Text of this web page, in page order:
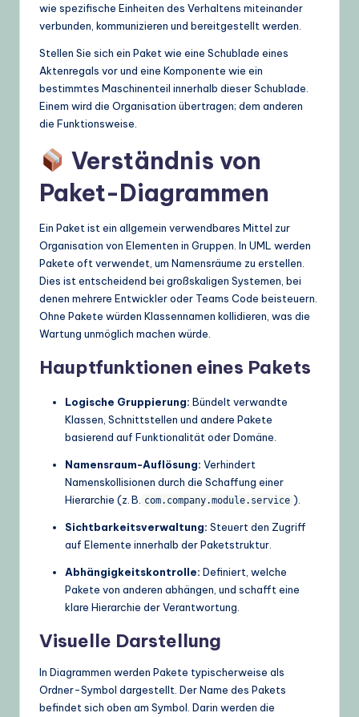
wie spezifische Einheiten des Verhaltens miteinander
verbunden, kommunizieren und bereitgestellt werden.
Stellen Sie sich ein Paket wie eine Schublade eines
Aktenregals vor und eine Komponente wie ein
bestimmtes Maschinenteil innerhalb dieser Schublade.
Einem wird die Organisation übertragen; dem anderen
die Funktionsweise.
Verständnis von
Paket-Diagrammen
Ein Paket ist ein allgemein verwendbares Mittel zur
Organisation von Elementen in Gruppen. In UML werden
Pakete oft verwendet, um Namensräume zu erstellen.
Dies ist entscheidend bei großskaligen Systemen, bei
denen mehrere Entwickler oder Teams Code beisteuern.
Ohne Pakete würden Klassennamen kollidieren, was die
Wartung unmöglich machen würde.
Hauptfunktionen eines Pakets
Logische Gruppierung: Bündelt verwandte
Klassen, Schnittstellen und andere Pakete
basierend auf Funktionalität oder Domäne.
Namensraum-Auflösung: Verhindert
Namenskollisionen durch die Schaffung einer
Hierarchie (z. B.
com.company.module.service ).
Sichtbarkeitsverwaltung: Steuert den Zugriff
auf Elemente innerhalb der Paketstruktur.
Abhängigkeitskontrolle: Definiert, welche
Pakete von anderen abhängen, und schafft eine
klare Hierarchie der Verantwortung.
Visuelle Darstellung
In Diagrammen werden Pakete typischerweise als
Ordner-Symbol dargestellt. Der Name des Pakets
befindet sich oben am Symbol. Darin werden die